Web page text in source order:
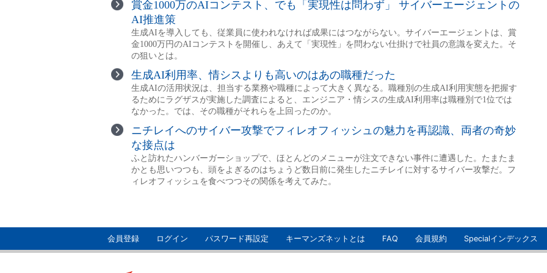
会員登録 ログイン パスワード再設定 キーマンズネットとは FAQ 会員規約 Specialインデックス